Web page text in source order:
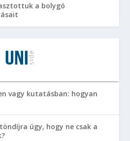
a bolygó
vagy kutatásban: hogyan
úgy, hogy ne csak a